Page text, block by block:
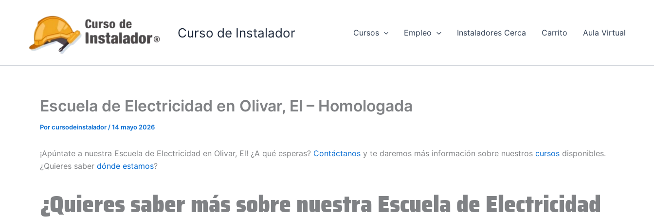
contenido
Curso de Instalador Cursos Empleo Instaladores Cerca Carrito Aula Virtual
Escuela de Electricidad en Olivar, El – Homologada
Porcursodeinstalador/14 mayo 2026
¡Apúntate a nuestra Escuela de Electricidad en Olivar, El! ¿A qué esperas? Contáctanos y te daremos más información sobre nuestros cursos disponibles.
¿Quieres saber dónde estamos?
¿Quieres saber más sobre nuestra Escuela de Electricidad